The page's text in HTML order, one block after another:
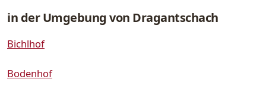
in der Umgebung von Dragantschach
Bichlhof
Bodenhof